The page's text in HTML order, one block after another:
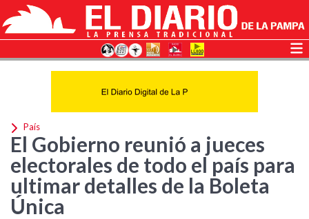
País
El Gobierno reunió a jueces
electorales de todo el país para
ultimar detalles de la Boleta
Única